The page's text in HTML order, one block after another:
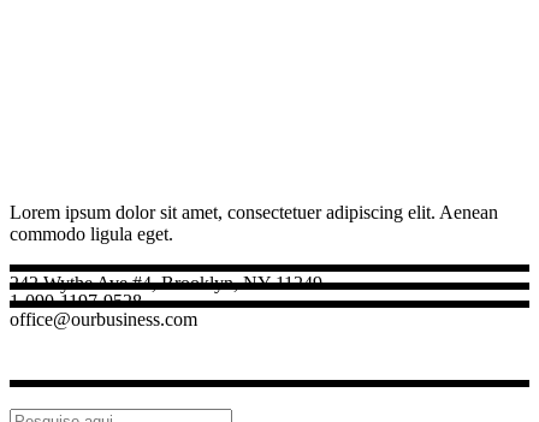
Lorem ipsum dolor sit amet, consectetuer adipiscing elit. Aenean
commodo ligula eget.
242 Wythe Ave #4, Brooklyn, NY 11249
1-090-1197-9528
office@ourbusiness.com